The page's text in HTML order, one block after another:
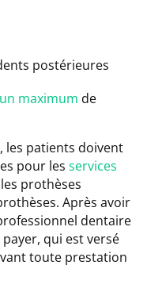
postérieures
maximum de
les patients doivent
pour les services
prothèses
Après avoir
dentaire
qui est versé
toute prestation